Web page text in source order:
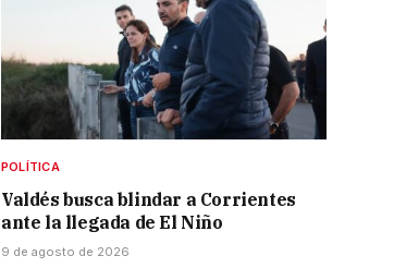
POLÍTICA
Valdés busca blindar a Corrientes
ante la llegada de El Niño
9 de agosto de 2026